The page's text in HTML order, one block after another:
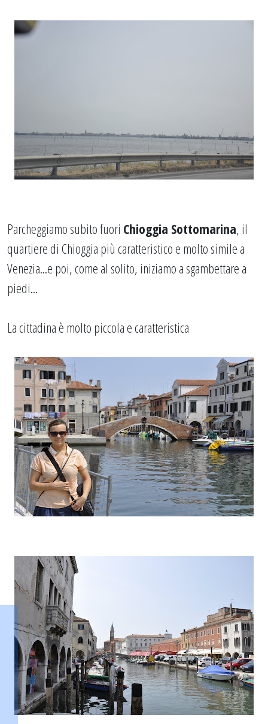
Parcheggiamo subito fuori Chioggia Sottomarina, il
quartiere di Chioggia più caratteristico e molto simile a
Venezia...e poi, come al solito, iniziamo a sgambettare a
piedi...
La cittadina è molto piccola e caratteristica